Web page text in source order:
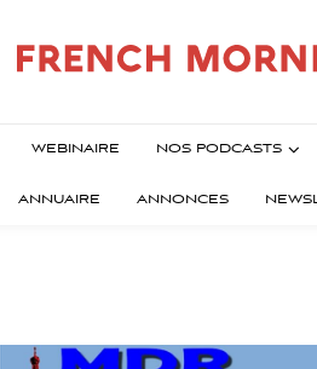
WEBINAIRE NOS PODCASTS
ANNUAIRE ANNONCES